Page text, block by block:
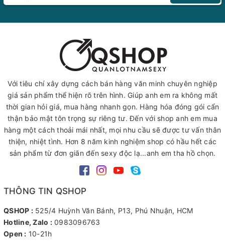
Với tiêu chí xây dựng cách bán hàng văn minh chuyên nghiệp
giá sản phẩm thể hiện rõ trên hình. Giúp anh em ra không mất
thời gian hỏi giá, mua hàng nhanh gọn. Hàng hóa đóng gói cẩn
thận bảo mật tôn trọng sự riêng tư. Đến với shop anh em mua
hàng một cách thoải mái nhất, mọi nhu cầu sẽ được tư vấn thân
thiện, nhiệt tình. Hơn 8 năm kinh nghiệm shop có hầu hết các
sản phẩm từ đơn giãn đến sexy độc lạ...anh em tha hồ chọn.
THÔNG TIN QSHOP
QSHOP : 525/4 Huỳnh Văn Bánh, P13, Phú Nhuận, HCM
Hotline, Zalo : 0983096763
Open : 10-21h